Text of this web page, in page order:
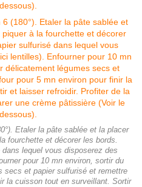
Etaler la pâte sablée et la placer
fourchette et décorer les bords.
lequel vous disposerez des
pour 10 mn environ, sortir du
secs et papier sulfurisé et remettre
la cuisson tout en surveillant. Sortir